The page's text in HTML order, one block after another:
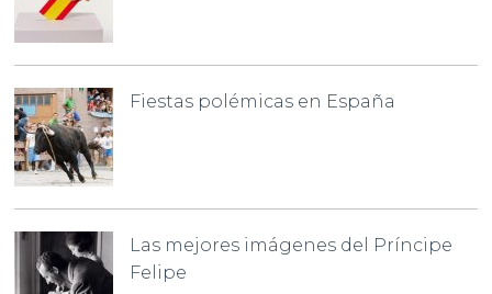
Fiestas polémicas en España
Las mejores imágenes del Príncipe
Felipe